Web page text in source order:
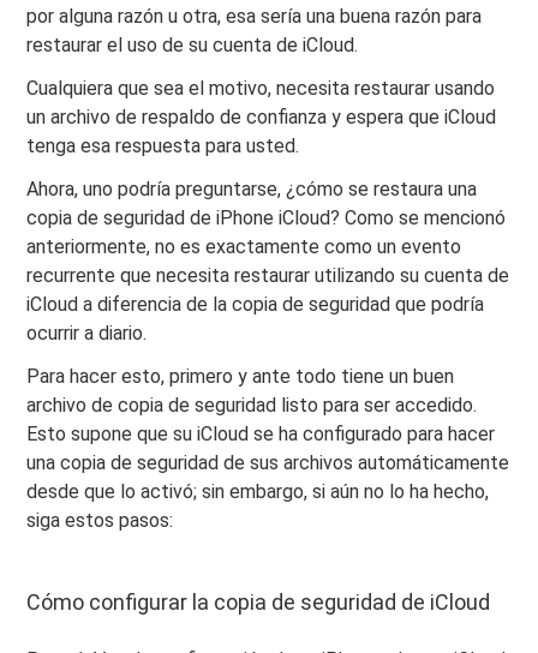
por alguna razón u otra, esa sería una buena razón para
restaurar el uso de su cuenta de iCloud.
Cualquiera que sea el motivo, necesita restaurar usando
un archivo de respaldo de confianza y espera que iCloud
tenga esa respuesta para usted.
Ahora, uno podría preguntarse, ¿cómo se restaura una
copia de seguridad de iPhone iCloud? Como se mencionó
anteriormente, no es exactamente como un evento
recurrente que necesita restaurar utilizando su cuenta de
iCloud a diferencia de la copia de seguridad que podría
ocurrir a diario.
Para hacer esto, primero y ante todo tiene un buen
archivo de copia de seguridad listo para ser accedido.
Esto supone que su iCloud se ha configurado para hacer
una copia de seguridad de sus archivos automáticamente
desde que lo activó; sin embargo, si aún no lo ha hecho,
siga estos pasos:
Cómo configurar la copia de seguridad de iCloud